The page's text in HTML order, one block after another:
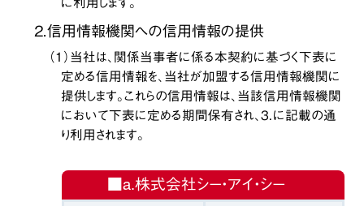
に利用します。
２．信用情報機関への信用情報の提供
（１）当社は、関係当事者に係る本契約に基づく下表に
定める信用情報を、当社が加盟する信用情報機関に
提供します。これらの信用情報は、当該信用情報機関
において下表に定める期間保有され、３．に記載の通
り利用されます。
■a.株式会社シー・アイ・シー